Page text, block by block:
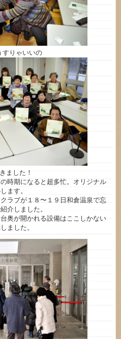
すりゃいいの
ました！
時期になると超多忙。オリジナル
ます。
ラブが１８〜１９日和倉温泉で忘
介しました。
奥が開かれる設備はここしかない
ました。